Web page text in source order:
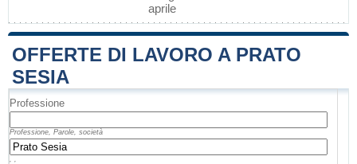
aprile
OFFERTE DI LAVORO A PRATO
SESIA
Professione
Professione, Parole, società
, ,